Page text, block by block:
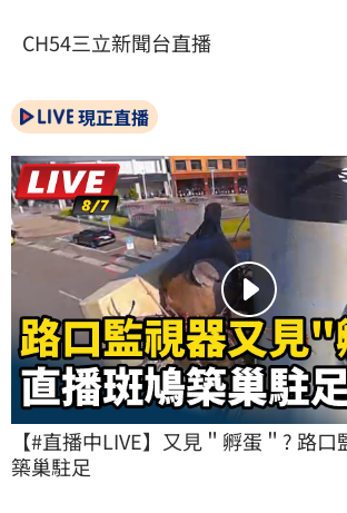
CH54三立新聞台直播
現正直播
【#直播中LIVE】又見＂孵蛋＂? 路
築巢駐足